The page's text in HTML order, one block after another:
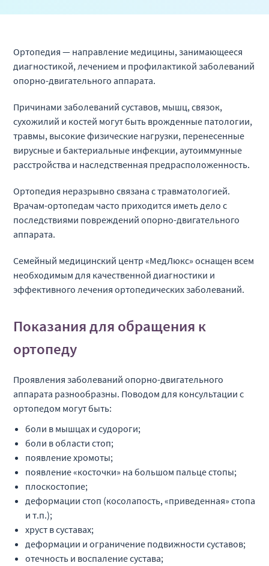
Ортопедия — направление медицины, занимающееся
диагностикой, лечением и профилактикой заболеваний
опорно-двигательного аппарата.
Причинами заболеваний суставов, мышц, связок,
сухожилий и костей могут быть врожденные патологии,
травмы, высокие физические нагрузки, перенесенные
вирусные и бактериальные инфекции, аутоиммунные
расстройства и наследственная предрасположенность.
Ортопедия неразрывно связана с травматологией.
Врачам-ортопедам часто приходится иметь дело с
последствиями повреждений опорно-двигательного
аппарата.
Семейный медицинский центр «МедЛюкс» оснащен всем
необходимым для качественной диагностики и
эффективного лечения ортопедических заболеваний.
Показания для обращения к
ортопеду
Проявления заболеваний опорно-двигательного
аппарата разнообразны. Поводом для консультации с
ортопедом могут быть:
боли в мышцах и судороги;
боли в области стоп;
появление хромоты;
появление «косточки» на большом пальце стопы;
плоскостопие;
деформации стоп (косолапость, «приведенная» стопа
и т.п.);
хруст в суставах;
деформации и ограничение подвижности суставов;
отечность и воспаление сустава;